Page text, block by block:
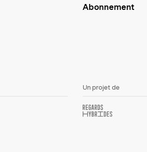
Abonnement
Un projet de